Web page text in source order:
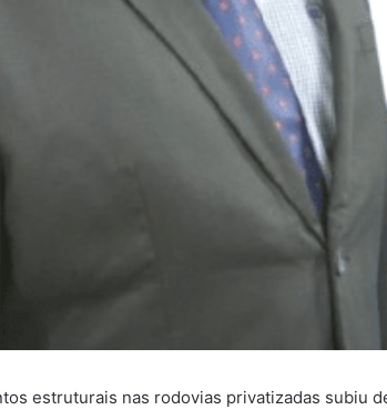
estruturais nas rodovias privatizadas subiu